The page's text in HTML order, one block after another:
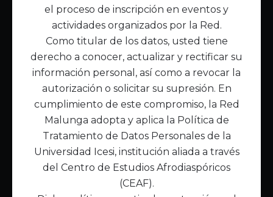
Enlaces de interés
Publicaciones
Noticias
Contáctanos
Política de Tratamiento de Datos
el proceso de inscripción en eventos y
actividades organizados por la Red.
Como titular de los datos, usted tiene
derecho a conocer, actualizar y rectificar su
información personal, así como a revocar la
autorización o solicitar su supresión. En
cumplimiento de este compromiso, la Red
Malunga adopta y aplica la Política de
Tratamiento de Datos Personales de la
Universidad Icesi, institución aliada a través
del Centro de Estudios Afrodiaspóricos
(CEAF).